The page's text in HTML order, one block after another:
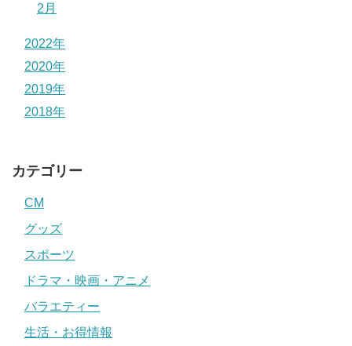
2月
2022年
2020年
2019年
2018年
カテゴリー
CM
グッズ
スポーツ
ドラマ・映画・アニメ
バラエティー
生活・お得情報